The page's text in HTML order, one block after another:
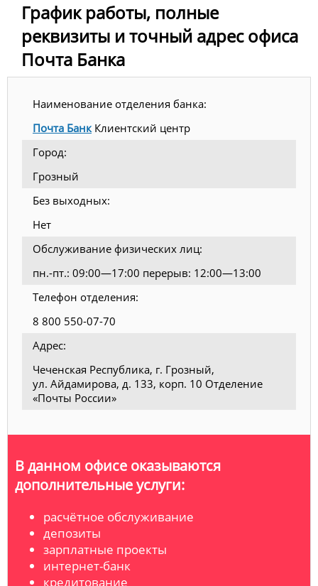
График работы, полные
реквизиты и точный адрес офиса
Почта Банка
Наименование отделения банка:
Почта БанкКлиентский центр
Город:
Грозный
Без выходных:
Нет
Обслуживание физических лиц:
пн.-пт.: 09:00—17:00 перерыв: 12:00—13:00
Телефон отделения:
8 800 550-07-70
Адрес:
Чеченская Республика, г. Грозный,
ул. Айдамирова, д. 133, корп. 10 Отделение
«Почты России»
В данном офисе оказываются
дополнительные услуги:
расчётное обслуживание
депозиты
зарплатные проекты
интернет-банк
кредитование